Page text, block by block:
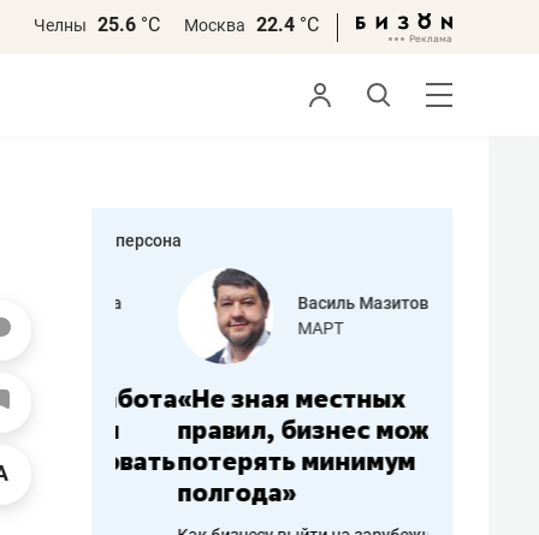
Челны 25.6 °С Москва 22.4 °С
персона
работа
Василь Мазитов
МАРТ
«Не зная местных
правил, бизнес может
потерять минимум
полгода»